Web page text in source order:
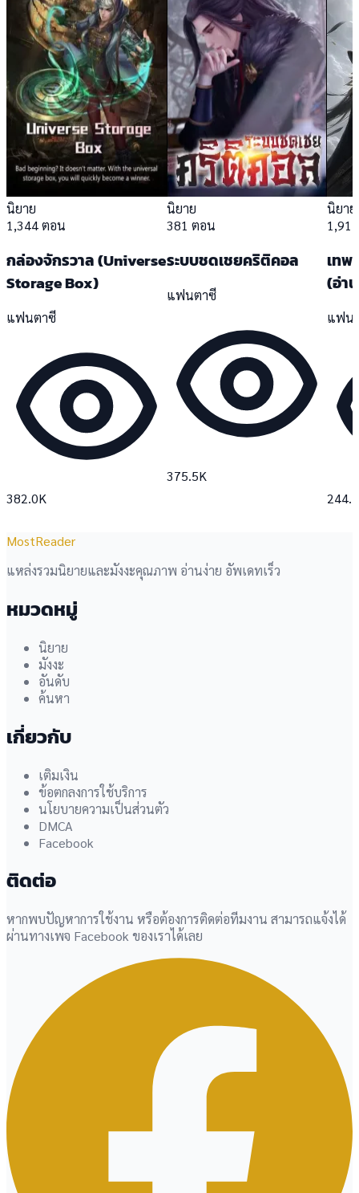
นิยาย
1,344 ตอน
กล่องจักรวาล (Universe
Storage Box)
แฟนตาซี
382.0K
นิยาย
381 ตอน
ระบบชดเชยคริติคอล
แฟนตาซี
375.5K
นิยาย
เทพ
(อ่า
แฟน
MostReader
แหล่งรวมนิยายและมังงะคุณภาพ อ่านง่าย อัพเดทเร็ว
หมวดหมู่
นิยาย
มังงะ
อันดับ
ค้นหา
เกี่ยวกับ
เติมเงิน
ข้อตกลงการใช้บริการ
นโยบายความเป็นส่วนตัว
DMCA
Facebook
ติดต่อ
หากพบปัญหาการใช้งาน หรือต้องการติดต่อทีมงาน สามารถแจ้งได้
ผ่านทางเพจ Facebook ของเราได้เลย